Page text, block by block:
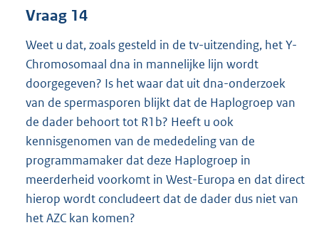
Vraag 14
Weet u dat, zoals gesteld in de tv-uitzending, het Y-
Chromosomaal dna in mannelijke lijn wordt
doorgegeven? Is het waar dat uit dna-onderzoek
van de spermasporen blijkt dat de Haplogroep van
de dader behoort tot R1b? Heeft u ook
kennisgenomen van de mededeling van de
programmamaker dat deze Haplogroep in
meerderheid voorkomt in West-Europa en dat direct
hierop wordt concludeert dat de dader dus niet van
het AZC kan komen?